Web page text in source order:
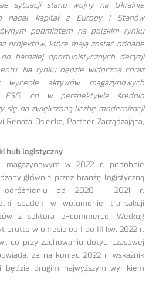
sytuacji stanu wojny na Ukrainie
nadal kapitał z Europy i Stanów
podmiotem na polskim rynku
projektów, które mają zostać oddane
bardziej oportunistycznych decyzji
Na rynku będzie widoczna coraz
wycenie aktywów magazynowych
ESG, co w perspektywie średnio
się na zwiększoną liczbę modernizacji
Renata Osiecka, Partner Zarządzająca,
hub logistyczny
w 2022 r. podobnie
głównie przez branżę logistyczną
od 2020 i 2021 r.
spadek w wolumenie transakcji
z sektora e-commerce. Według
brutto w okresie od I do III kw. 2022 r.
co przy zachowaniu dotychczasowej
że na koniec 2022 r. wskaźnik
drugim najwyższym wynikiem